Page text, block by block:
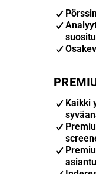
Kaikki